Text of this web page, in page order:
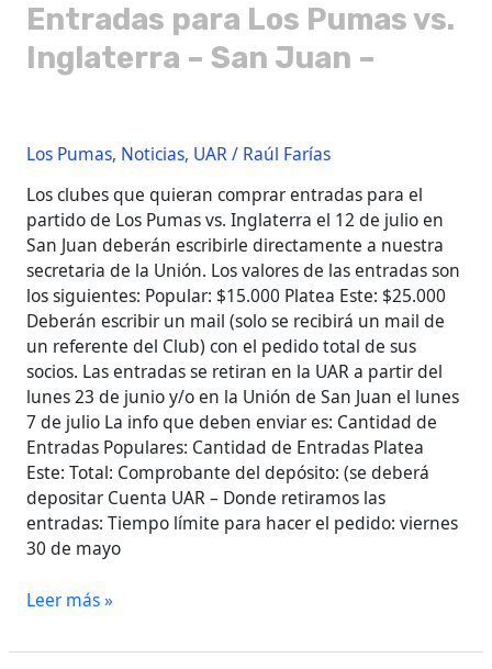
Entradas para Los Pumas vs.
Inglaterra – San Juan –
Los Pumas, Noticias, UAR/ Raúl Farías
Los clubes que quieran comprar entradas para el
partido de Los Pumas vs. Inglaterra el 12 de julio en
San Juan deberán escribirle directamente a nuestra
secretaria de la Unión. Los valores de las entradas son
los siguientes: Popular: $15.000 Platea Este: $25.000
Deberán escribir un mail (solo se recibirá un mail de
un referente del Club) con el pedido total de sus
socios. Las entradas se retiran en la UAR a partir del
lunes 23 de junio y/o en la Unión de San Juan el lunes
7 de julio La info que deben enviar es: Cantidad de
Entradas Populares: Cantidad de Entradas Platea
Este: Total: Comprobante del depósito: (se deberá
depositar Cuenta UAR – Donde retiramos las
entradas: Tiempo límite para hacer el pedido: viernes
30 de mayo
–
Leer más »